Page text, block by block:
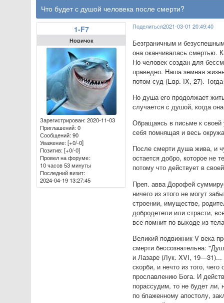
Что будет с душой человека после смерти?
Поделиться2021-03-01 20:49:40
1-F7
Новичок
Зарегистрирован: 2020-11-03
Приглашений:0
Сообщений:90
Уважение:[+0/-0]
Позитив:[+0/-0]
Провел на форуме:
10 часов 53 минуты
Последний визит:
2024-04-19 13:27:45
Безграничным и
она оканчивалась смертью.
Но человек создан для
праведно. Наша земная
потом суд (Евр. IX, 27).
Но душа его продолжает
случается с душой, когда
Обращаясь в письме к
себя помнящая и весь
После смерти душа жива, и
остается добро, которое не
потому что действует в
Преп. авва Дорофей
ничего из этого не могут
строении, имуществе,
добродетели или страсти,
все помнит по выходе из
Великий подвижник V века
смерти бессознательна:
и Лазаре (Лук. XVI, 19—31)...
скорби, и нечто из того,
прославлению Бога. И
порассудим, то не будет ли,
по блаженному апостолу,